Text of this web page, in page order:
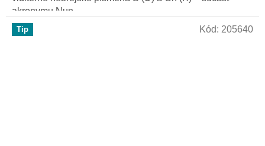
akronymu Nun,...
Tip Kód: 205640